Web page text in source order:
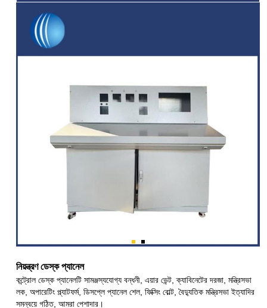
নিয়ন্ত্রণ ডেস্ক প্যানেল
কন্ট্রোল ডেস্ক প্যানেলটি সামঞ্জস্যযোগ্য বন্ধনী, এয়ার ভেন্ট, ক্যাবিনেটের দরজা, মন্ত্রিসভা
লক, অপারেটিং প্ল্যাটফর্ম, ডিসপ্লে প্যানেল শেল, ফিক্সিং বোল্ট, বৈদ্যুতিক মন্ত্রিসভা ইত্যাদির
সমন্বয়ে গঠিত, আমরা পেশাদার।